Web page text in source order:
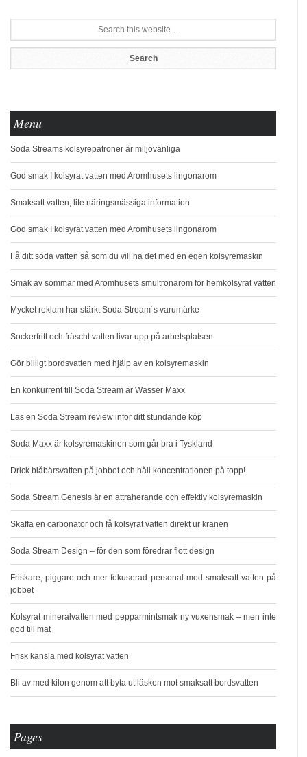
Menu
Soda Streams kolsyrepatroner är miljövänliga
God smak I kolsyrat vatten med Aromhusets lingonarom
Smaksatt vatten, lite näringsmässiga information
God smak I kolsyrat vatten med Aromhusets lingonarom
Få ditt soda vatten så som du vill ha det med en egen kolsyremaskin
Smak av sommar med Aromhusets smultronarom för hemkolsyrat vatten
Mycket reklam har stärkt Soda Stream´s varumärke
Sockerfritt och fräscht vatten livar upp på arbetsplatsen
Gör billigt bordsvatten med hjälp av en kolsyremaskin
En konkurrent till Soda Stream är Wasser Maxx
Läs en Soda Stream review inför ditt stundande köp
Soda Maxx är kolsyremaskinen som går bra i Tyskland
Drick blåbärsvatten på jobbet och håll koncentrationen på topp!
Soda Stream Genesis är en attraherande och effektiv kolsyremaskin
Skaffa en carbonator och få kolsyrat vatten direkt ur kranen
Soda Stream Design – för den som föredrar flott design
Friskare, piggare och mer fokuserad personal med smaksatt vatten på
jobbet
Kolsyrat mineralvatten med pepparmintsmak ny vuxensmak – men inte
god till mat
Frisk känsla med kolsyrat vatten
Bli av med kilon genom att byta ut läsken mot smaksatt bordsvatten
Pages